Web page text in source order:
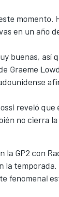
en un año
buenas, así
Graeme
reveló
no cierra
la GP2 con
la temporada.
fenomenal